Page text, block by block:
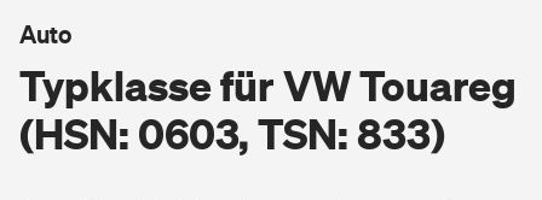
Berufsunfähigkeitsversicherung
Erwerbsunfähigkeitsversicherung
Wohnen
Typklasse für VW Touareg
(HSN: 0603, TSN: 833)
Auto